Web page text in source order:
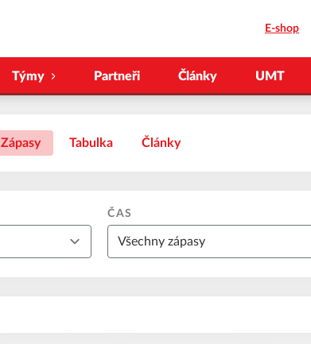
E-shop
Týmy Partneři Články UMT
Zápasy Tabulka Články
ČAS